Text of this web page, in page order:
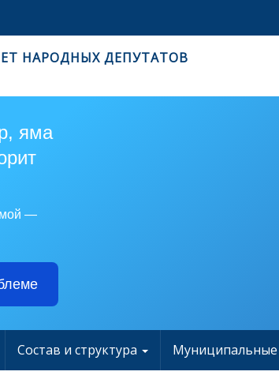
НАРОДНЫХ ДЕПУТАТОВ
яма
—
Состав и структура